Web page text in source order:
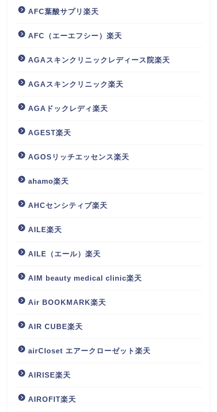
AFC葉酸サプリ楽天
AFC（エーエフシー）楽天
AGAスキンクリニックレディース院楽天
AGAスキンクリニック楽天
AGAドックレディ楽天
AGEST楽天
AGOSリッチエッセンス楽天
ahamo楽天
AHCセンシティブ楽天
AILE楽天
AILE（エール）楽天
AIM beauty medical clinic楽天
Air BOOKMARK楽天
AIR CUBE楽天
airCloset エアークローゼット楽天
AIRISE楽天
AIROFIT楽天